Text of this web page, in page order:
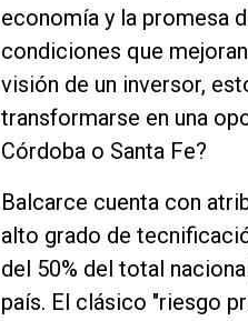
economía y la promesa
condiciones que
visión de un inversor,
transformarse en una
Córdoba o Santa Fe?
Balcarce cuenta con
alto grado de
del 50% del total
país. El clásico "riesgo